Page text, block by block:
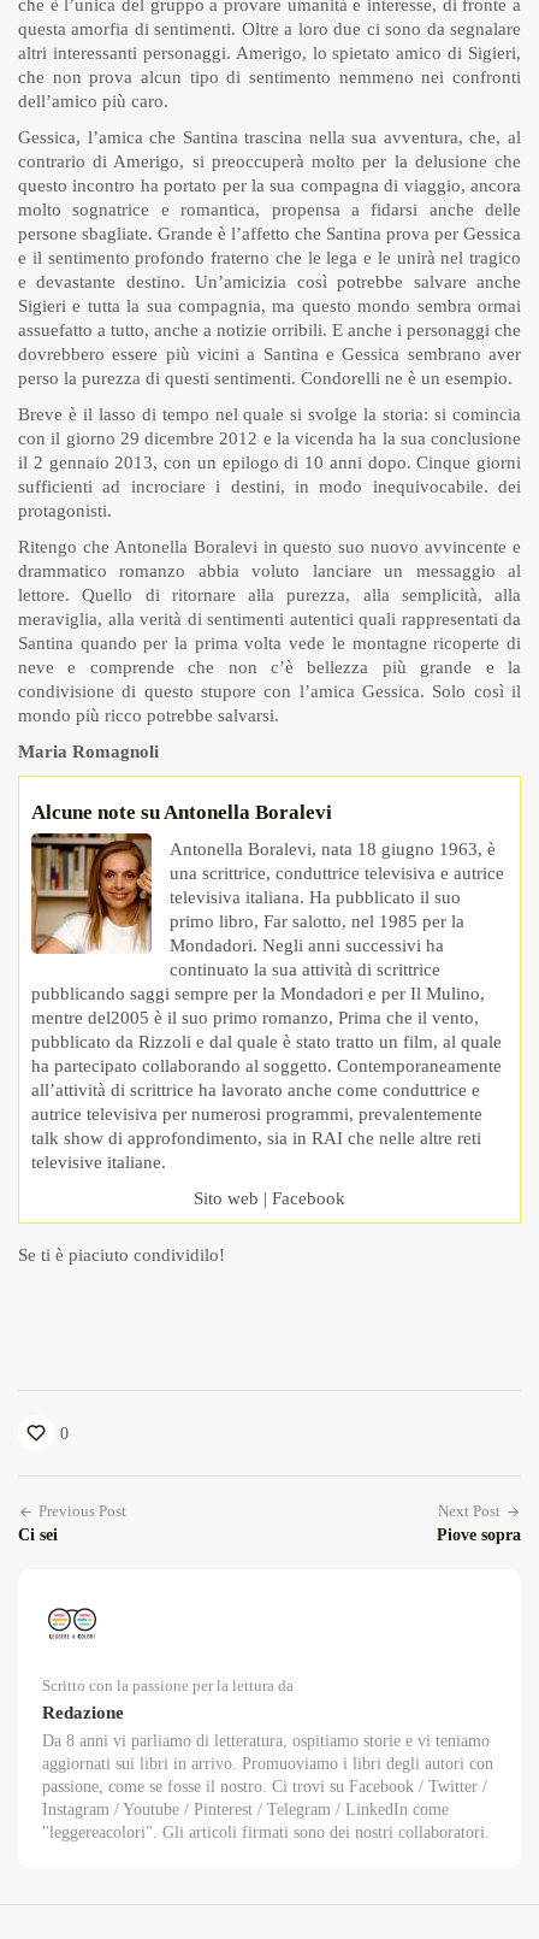
che è l’unica del gruppo a provare umanità e interesse, di fronte a
questa amorfia di sentimenti. Oltre a loro due ci sono da segnalare
altri interessanti personaggi. Amerigo, lo spietato amico di Sigieri,
che non prova alcun tipo di sentimento nemmeno nei confronti
dell’amico più caro.
Gessica, l’amica che Santina trascina nella sua avventura, che, al
contrario di Amerigo, si preoccuperà molto per la delusione che
questo incontro ha portato per la sua compagna di viaggio, ancora
molto sognatrice e romantica, propensa a fidarsi anche delle
persone sbagliate. Grande è l’affetto che Santina prova per Gessica
e il sentimento profondo fraterno che le lega e le unirà nel tragico
e devastante destino. Un’amicizia così potrebbe salvare anche
Sigieri e tutta la sua compagnia, ma questo mondo sembra ormai
assuefatto a tutto, anche a notizie orribili. E anche i personaggi che
dovrebbero essere più vicini a Santina e Gessica sembrano aver
perso la purezza di questi sentimenti. Condorelli ne è un esempio.
Breve è il lasso di tempo nel quale si svolge la storia: si comincia
con il giorno 29 dicembre 2012 e la vicenda ha la sua conclusione
il 2 gennaio 2013, con un epilogo di 10 anni dopo. Cinque giorni
sufficienti ad incrociare i destini, in modo inequivocabile. dei
protagonisti.
Ritengo che Antonella Boralevi in questo suo nuovo avvincente e
drammatico romanzo abbia voluto lanciare un messaggio al
lettore. Quello di ritornare alla purezza, alla semplicità, alla
meraviglia, alla verità di sentimenti autentici quali rappresentati da
Santina quando per la prima volta vede le montagne ricoperte di
neve e comprende che non c’è bellezza più grande e la
condivisione di questo stupore con l’amica Gessica. Solo così il
mondo più ricco potrebbe salvarsi.
Maria Romagnoli
Alcune note su Antonella Boralevi
Antonella Boralevi, nata 18 giugno 1963, è
una scrittrice, conduttrice televisiva e autrice
televisiva italiana. Ha pubblicato il suo
primo libro, Far salotto, nel 1985 per la
Mondadori. Negli anni successivi ha
continuato la sua attività di scrittrice
pubblicando saggi sempre per la Mondadori e per Il Mulino,
mentre del2005 è il suo primo romanzo, Prima che il vento,
pubblicato da Rizzoli e dal quale è stato tratto un film, al quale
ha partecipato collaborando al soggetto. Contemporaneamente
all’attività di scrittrice ha lavorato anche come conduttrice e
autrice televisiva per numerosi programmi, prevalentemente
talk show di approfondimento, sia in RAI che nelle altre reti
televisive italiane.
Sito web | Facebook
Se ti è piaciuto condividilo!
0
Previous Post
Ci sei
Next Post
Piove sopra
Scritto con la passione per la lettura da
Redazione
Da 8 anni vi parliamo di letteratura, ospitiamo storie e vi teniamo
aggiornati sui libri in arrivo. Promuoviamo i libri degli autori con
passione, come se fosse il nostro. Ci trovi su Facebook / Twitter /
Instagram / Youtube / Pinterest / Telegram / LinkedIn come
"leggereacolori". Gli articoli firmati sono dei nostri collaboratori.